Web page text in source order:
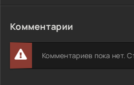
Комментарии
Комментариев пока нет.